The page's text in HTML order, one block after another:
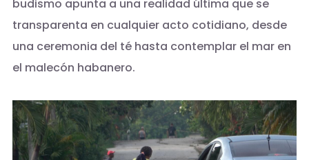
budismo apunta a una realidad última que se
transparenta en cualquier acto cotidiano, desde
una ceremonia del té hasta contemplar el mar en
el malecón habanero.